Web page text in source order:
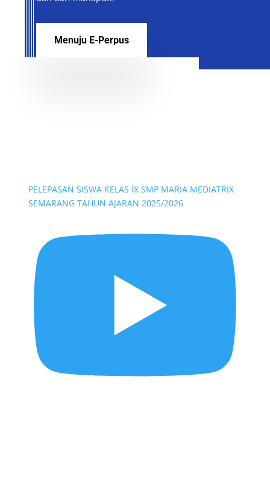
Menuju E-Perpus
PELEPASAN SISWA KELAS IX SMP MARIA MEDIATRIX
SEMARANG TAHUN AJARAN 2025/2026